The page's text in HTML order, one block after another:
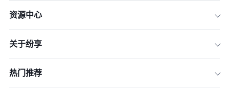
资源中心
关于纷享
热门推荐